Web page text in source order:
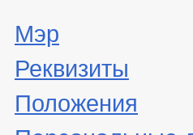
Мэр
Реквизиты
Положения